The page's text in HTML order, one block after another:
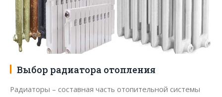
Выбор радиатора отопления
Радиаторы – составная часть отопительной системы